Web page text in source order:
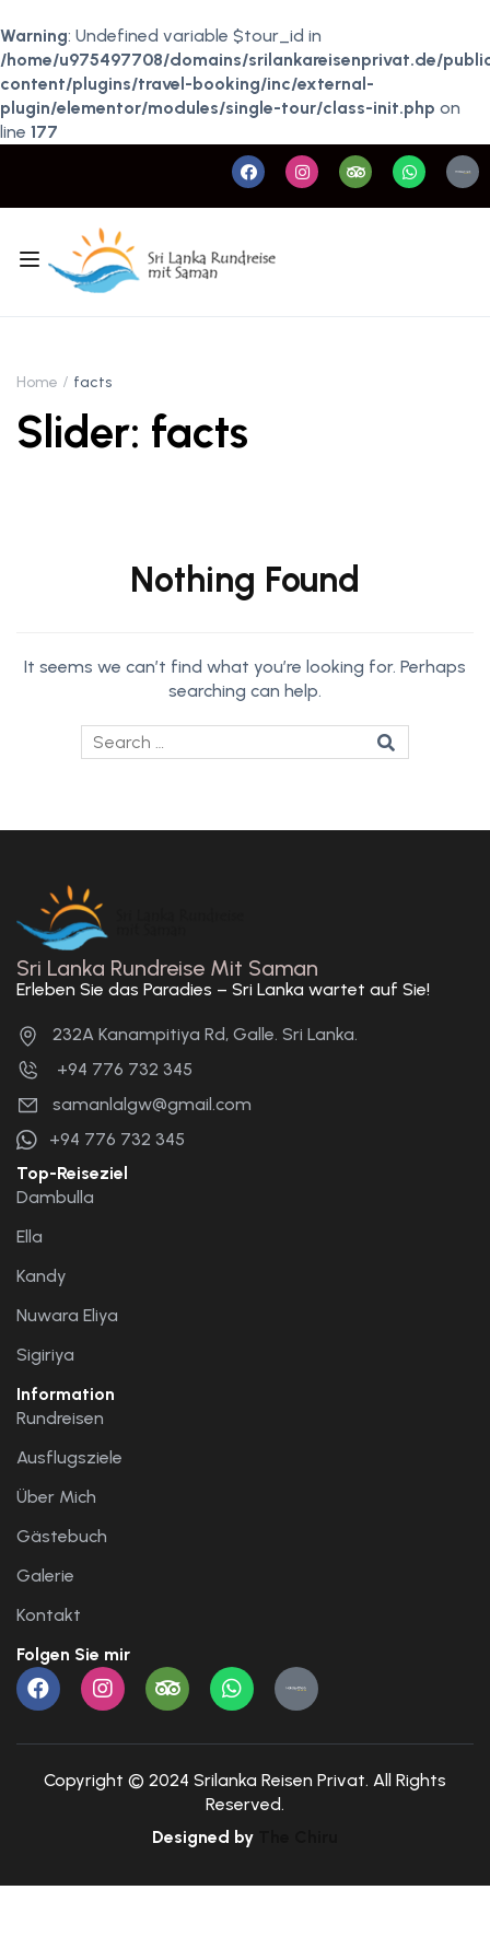
Warning: Undefined variable $tour_id in
/home/u975497708/domains/srilankareisenprivat.de/
content/plugins/travel-booking/inc/external-
plugin/elementor/modules/single-tour/class-init.php on
line 177
Home facts
Slider: facts
Nothing Found
It seems we can’t find what you’re looking for. Perhaps
searching can help.
Sri Lanka Rundreise Mit Saman
Erleben Sie das Paradies – Sri Lanka wartet auf Sie!
232A Kanampitiya Rd, Galle. Sri Lanka.
+94 776 732 345
samanlalgw@gmail.com
+94 776 732 345
Top-Reiseziel
Dambulla
Ella
Kandy
Nuwara Eliya
Sigiriya
Information
Rundreisen
Ausflugsziele
Über Mich
Gästebuch
Galerie
Kontakt
Folgen Sie mir
Copyright © 2024 Srilanka Reisen Privat. All Rights
Reserved.
Designed by